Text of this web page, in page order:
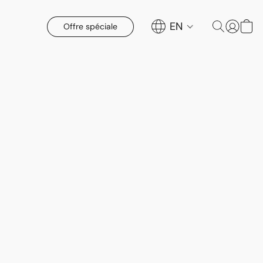
Offre spéciale EN